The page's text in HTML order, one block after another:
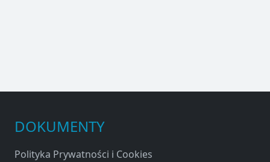
DOKUMENTY
Polityka Prywatności i Cookies